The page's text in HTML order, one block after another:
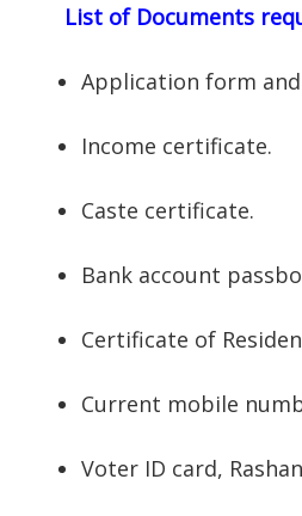
List of Documents
Application form
Income certificate.
Caste certificate.
Bank account
Certificate of
Current mobile
Voter ID card,